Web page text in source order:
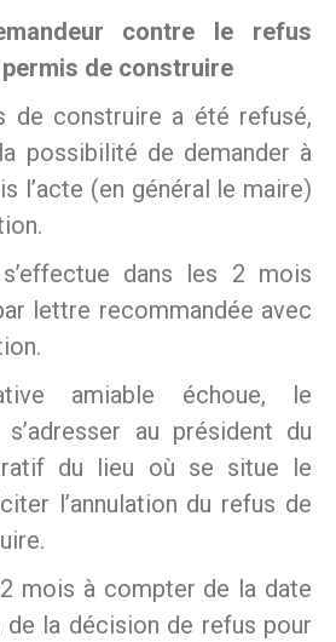
contre le refus
permis de construire
de construire a été refusé,
possibilité de demander à
l’acte (en général le maire)
dans les 2 mois
lettre recommandée avec
amiable échoue, le
au président du
du lieu où se situe le
l’annulation du refus de
mois à compter de la date
la décision de refus pour